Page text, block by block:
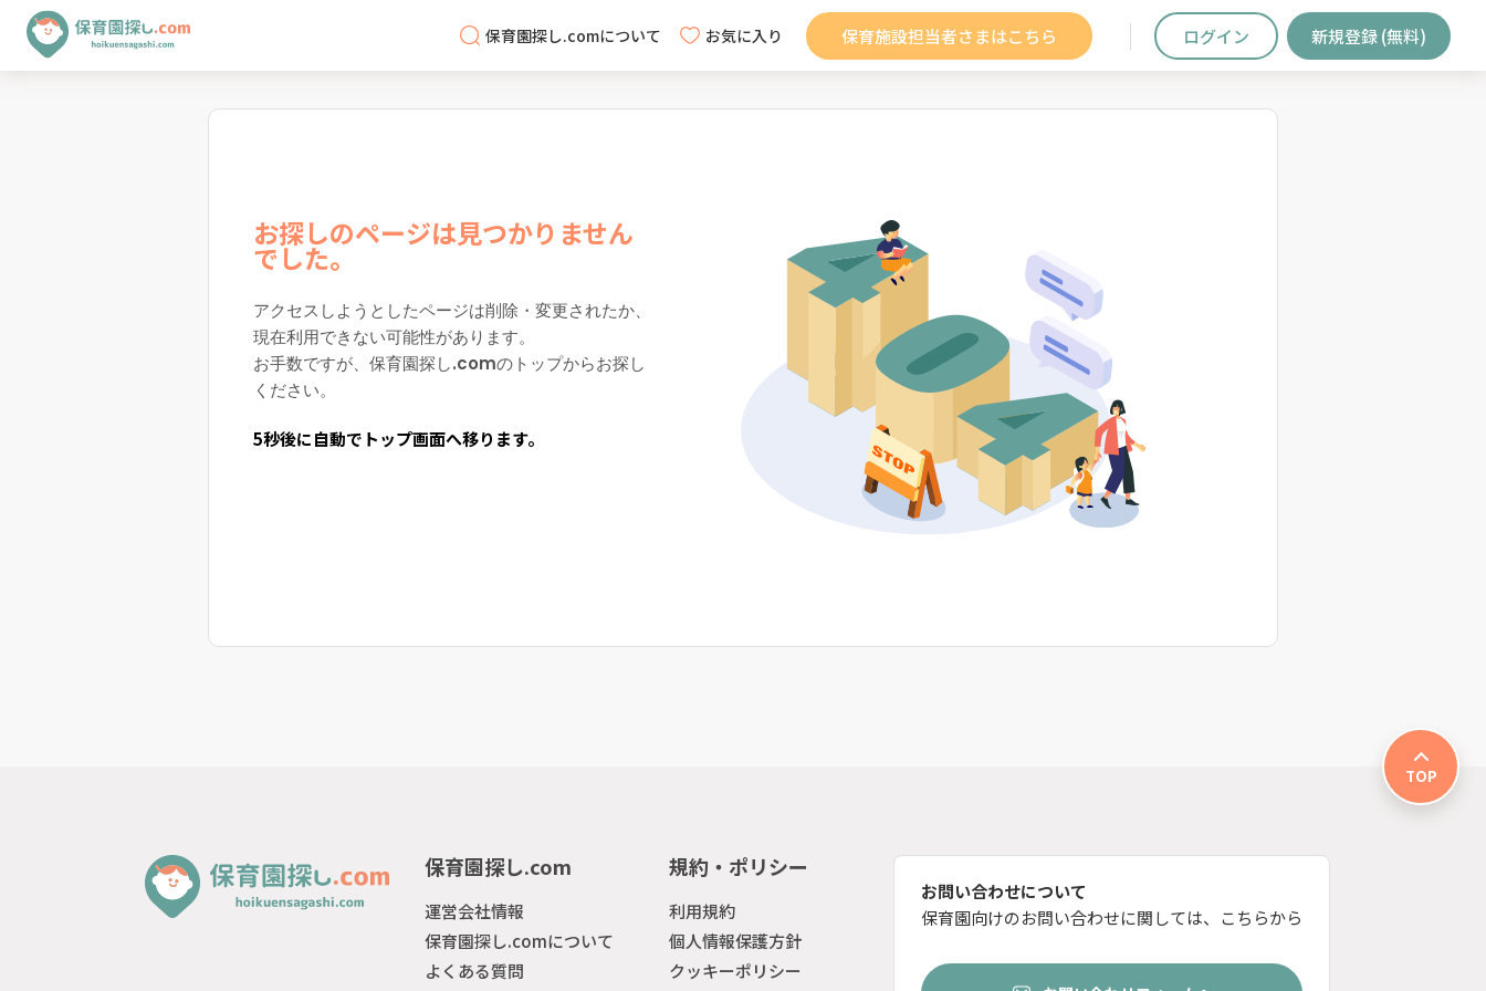
保育園探し.comについて お気に入り 保育施設担当者さまはこちら ログイン 新規登録 (無料)
お探しのページは見つかりません
でした。
アクセスしようとしたページは削除・変更されたか、
現在利用できない可能性があります。
お手数ですが、保育園探し.comのトップからお探し
ください。
5秒後に自動でトップ画面へ移ります。
TOP
保育園探し.com
運営会社情報
保育園探し.comについて
よくある質問
規約・ポリシー
利用規約
個人情報保護方針
クッキーポリシー
お問い合わせについて
保育園向けのお問い合わせに関しては、こちらから